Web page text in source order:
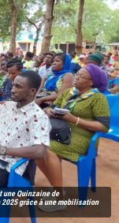
une Quinzaine de
grâce à une mobilisation